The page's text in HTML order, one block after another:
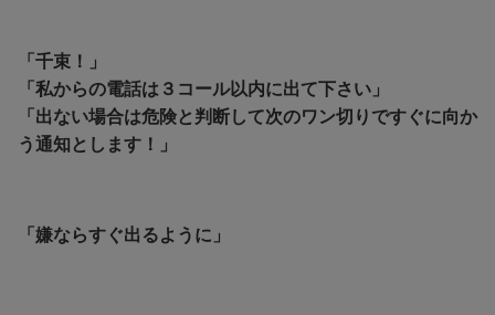
「千束！」
「私からの電話は３コール以内に出て下さい」
「出ない場合は危険と判断して次のワン切りですぐに向か
う通知とします！」
「嫌ならすぐ出るように」